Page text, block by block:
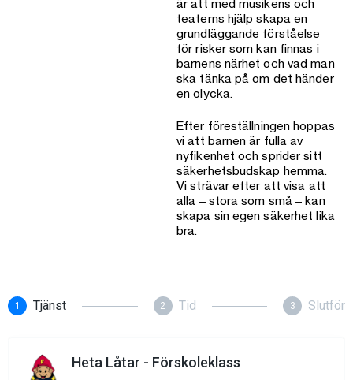
är att med musikens och
teaterns hjälp skapa en
grundläggande förståelse
för risker som kan finnas i
barnens närhet och vad man
ska tänka på om det händer
en olycka.
Efter föreställningen hoppas
vi att barnen är fulla av
nyfikenhet och sprider sitt
säkerhetsbudskap hemma.
Vi strävar efter att visa att
alla – stora som små – kan
skapa sin egen säkerhet lika
bra.